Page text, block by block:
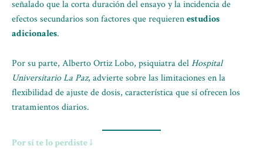
señalado que la corta duración del ensayo y la incidencia de
efectos secundarios son factores que requierenestudios
adicionales.
Por su parte, Alberto Ortiz Lobo, psiquiatra delHospital
Universitario La Paz, advierte sobre las limitaciones en la
flexibilidad de ajuste de dosis, característica que sí ofrecen los
tratamientos diarios.
Por sí te lo perdiste ↓